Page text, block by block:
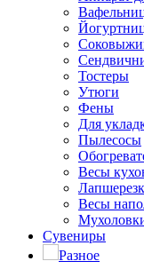
Тостеры
Утюги
Фены
Для
Пылесосы
Весы
Весы
Сувениры
Разное